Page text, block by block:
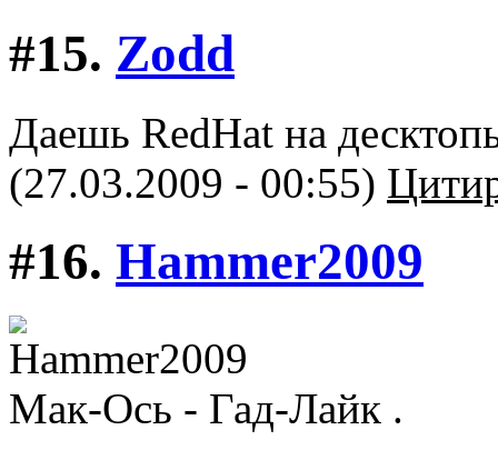
#15. Zodd
Даешь RedHat на
(27.03.2009 - 00:55)
#16. Hammer2009
Мак-Ось - Гад-Лайк .